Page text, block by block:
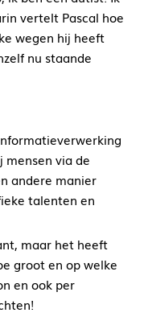
vertelt Pascal hoe
wegen hij heeft
nu staande
mensen via de
andere manier
talenten en
maar het heeft
groot en op welke
en ook per